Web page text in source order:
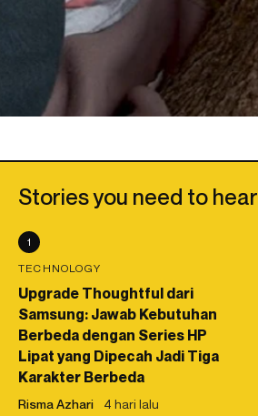
Stories you need to hear
1
TECHNOLOGY
Upgrade Thoughtful dari
Samsung: Jawab Kebutuhan
Berbeda dengan Series HP
Lipat yang Dipecah Jadi Tiga
Karakter Berbeda
Risma Azhari 4 hari lalu